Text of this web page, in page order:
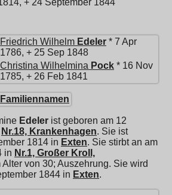
+ 24 September 1844
Friedrich Wilhelm Edeler * 7 Apr
1786, + 25 Sep 1848
Christina Wilhelmina Pock * 16 Nov
1785, + 26 Feb 1841
Familiennamen
Edeler ist geboren am 12
Nr.18, Krankenhagen. Sie ist
1814 in Exten. Sie stirbt an am
in Nr.1, Großer Kroll,
Alter von 30; Auszehrung. Sie wird
1844 in Exten.